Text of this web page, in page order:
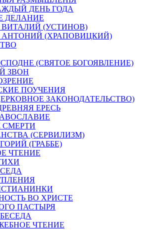
ДЕНЬ ГОДА
ДЕЛАНИЕ
(УСТИНОВ)
(ХРАПОВИЦКИЙ)
(СВЯТОЕ БОГОЯВЛЕНИЕ)
ЗВОН
ПОУЧЕНИЯ
ЗАКОНОДАТЕЛЬСТВО)
ЕРЕСЬ
СМЕРТИ
(СЕРВИЛИЗМ)
(ГРАББЕ)
ЧТЕНИЕ
ВО ХРИСТЕ
ПАСТЫРЯ
ЧТЕНИЕ